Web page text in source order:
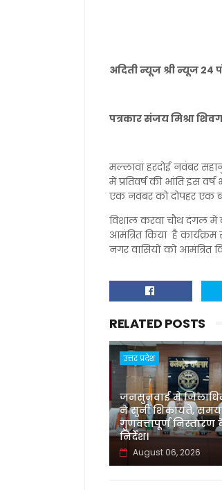
अदिती न्यूज श्री न्यूज 24
पत्रकार संजय मिश्रा
मल्लावां हरदोई नवंबर
में प्रतिवर्ष की भांति इस
एक नवंबर को दोपहर एक
विशाल करवा चौथ दंगल में
आमंत्रित किया है
नगर वासियों को आमंत्रित
RELATED POSTS
उत्तर प्रदेश
जनसुनवाई में
ने सुनीं शिकायतें,
गुणवत्तापूर्ण निस्तारण
निर्देश।
August 06, 2026